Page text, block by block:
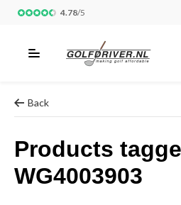
4.78/5
Back
Products
WG4003903